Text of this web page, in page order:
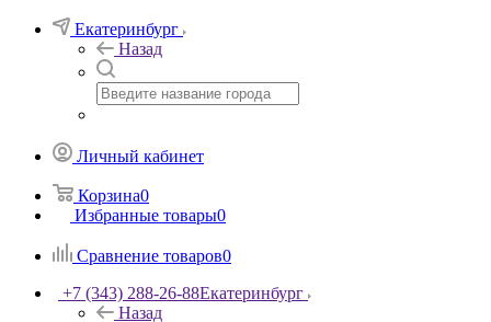
Екатеринбург
Назад
Личный кабинет
Корзина0
Избранные товары0
Сравнение товаров0
+7 (343) 288-26-88Екатеринбург
Назад